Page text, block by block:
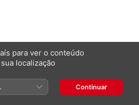
para ver o conteúdo
localização
Continuar